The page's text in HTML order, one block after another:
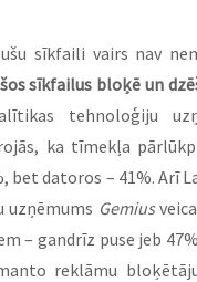
sīkfailus bloķē un
tehnoloģiju
ka tīmekļa
bet datoros – 41%. Arī
Gemius
– gandrīz puse jeb
reklāmu